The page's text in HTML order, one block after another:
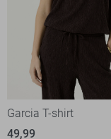
Garcia T-shirt
49,99